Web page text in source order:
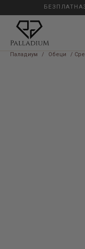
БЕЗПЛАТНА
Паладиум / Обеци /